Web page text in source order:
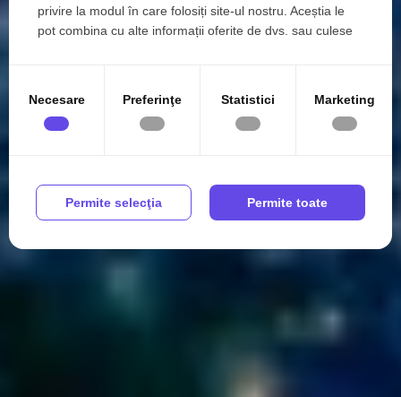
privire la modul în care folosiți site-ul nostru. Aceștia le
pot combina cu alte informații oferite de dvs. sau culese
Necesare Preferinţe Statistici Marketing
Permite selecţia Permite toate